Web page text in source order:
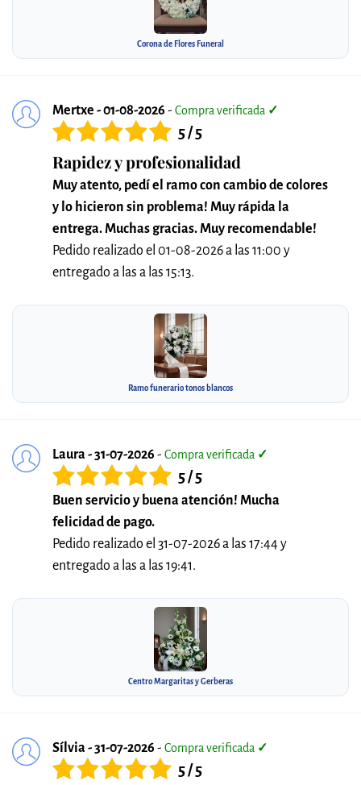
Corona de Flores Funeral
Mertxe - 01-08-2026 - Compra verificada ✓
5 / 5
Rapidez y profesionalidad
Muy atento, pedí el ramo con cambio de colores
y lo hicieron sin problema! Muy rápida la
entrega. Muchas gracias. Muy recomendable!
Pedido realizado el 01-08-2026 a las 11:00 y
entregado a las a las 15:13.
Ramo funerario tonos blancos
Laura - 31-07-2026 - Compra verificada ✓
5 / 5
Buen servicio y buena atención! Mucha
felicidad de pago.
Pedido realizado el 31-07-2026 a las 17:44 y
entregado a las a las 19:41.
Centro Margaritas y Gerberas
Sílvia - 31-07-2026 - Compra verificada ✓
5 / 5